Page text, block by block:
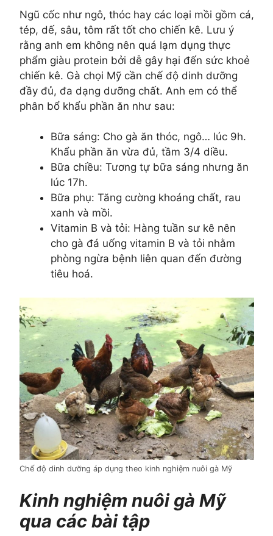
Ngũ cốc như ngô, thóc hay các loại mồi gồm cá,
tép, dế, sâu, tôm rất tốt cho chiến kê. Lưu ý
rằng anh em không nên quá lạm dụng thực
phẩm giàu protein bởi dễ gây hại đến sức khoẻ
chiến kê. Gà chọi Mỹ cần chế độ dinh dưỡng
đầy đủ, đa dạng dưỡng chất. Anh em có thể
phân bổ khẩu phần ăn như sau:
Bữa sáng: Cho gà ăn thóc, ngô… lúc 9h.
Khẩu phần ăn vừa đủ, tầm 3/4 diều.
Bữa chiều: Tương tự bữa sáng nhưng ăn
lúc 17h.
Bữa phụ: Tăng cường khoáng chất, rau
xanh và mồi.
Vitamin B và tỏi: Hàng tuần sư kê nên
cho gà đá uống vitamin B và tỏi nhằm
phòng ngừa bệnh liên quan đến đường
tiêu hoá.
Chế độ dinh dưỡng áp dụng theo kinh nghiệm nuôi gà Mỹ
Kinh nghiệm nuôi gà Mỹ
qua các bài tập